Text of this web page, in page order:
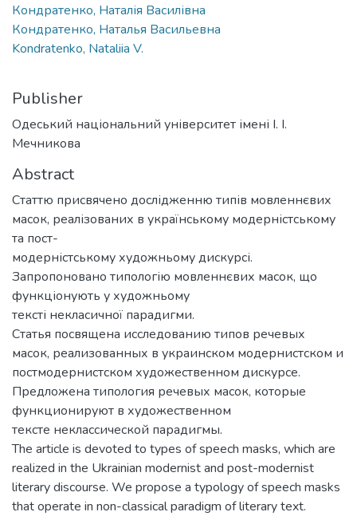
Кондратенко, Наталія Василівна
Кондратенко, Наталья Васильевна
Kondratenko, Nataliia V.
Publisher
Одеський національний університет імені І. І.
Мечникова
Abstract
Статтю присвячено дослідженню типів мовленнєвих
масок, реалізованих в українському модерністському
та пост-
модерністському художньому дискурсі.
Запропоновано типологію мовленнєвих масок, що
функціонують у художньому
тексті некласичної парадигми.
Статья посвящена исследованию типов речевых
масок, реализованных в украинском модернистском и
постмодернистском художественном дискурсе.
Предложена типология речевых масок, которые
функционируют в художественном
тексте неклассической парадигмы.
The article is devoted to types of speech masks, which are
realized in the Ukrainian modernist and post-modernist
literary discourse. We propose a typology of speech masks
that operate in non-classical paradigm of literary text.